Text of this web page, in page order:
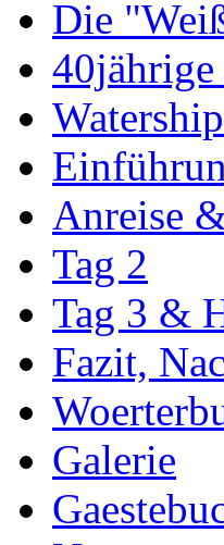
Die
40jährige
Anreise
Tag 2
Tag 3 &
Fazit,
Galerie